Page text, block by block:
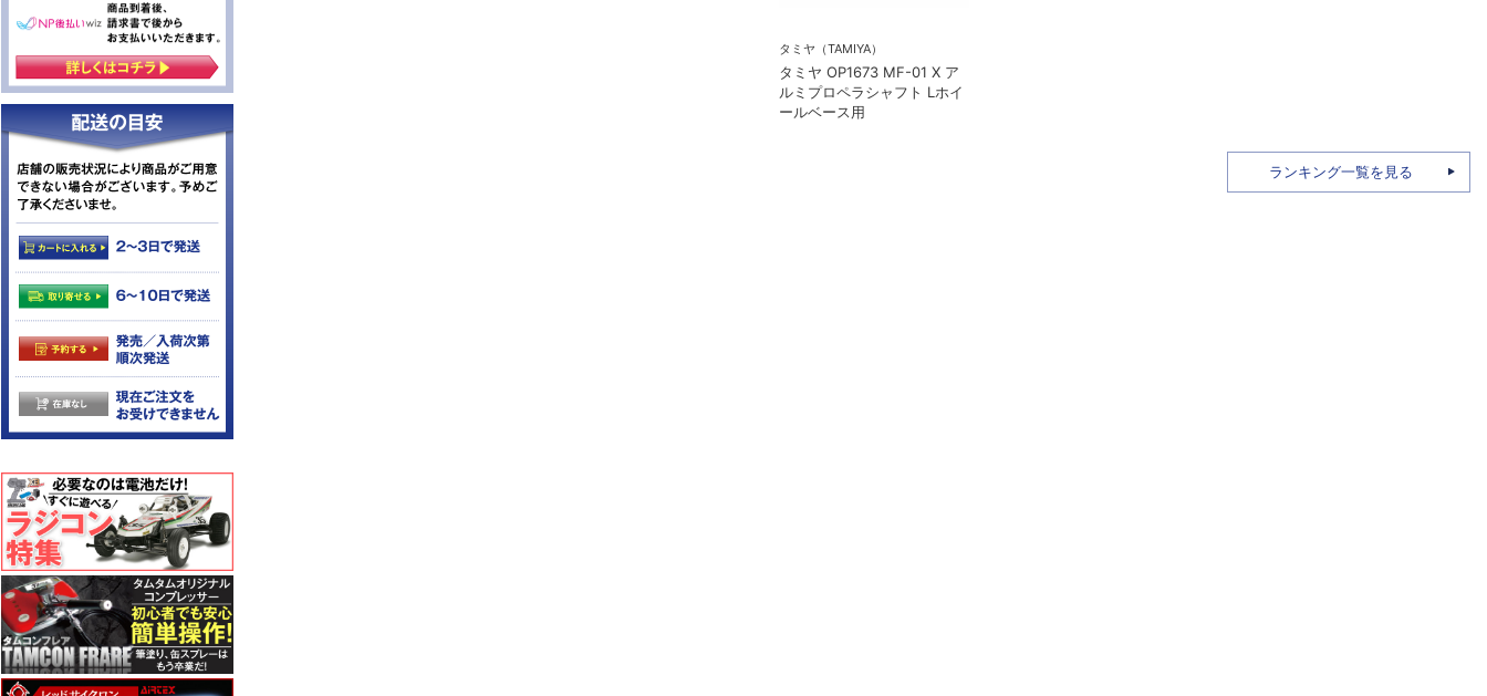
タミヤ（TAMIYA）
タミヤ OP1673 MF-01 X ア
ルミプロペラシャフト Lホイ
ールベース用
ランキング一覧を見る